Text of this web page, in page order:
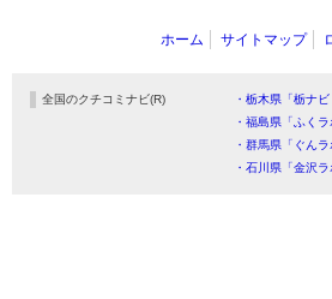
ホーム サイトマップ
全国のクチコミナビ(R) ・栃木県「栃ナビ
・福島県「ふくラ
・群馬県「ぐんラ
・石川県「金沢ラ